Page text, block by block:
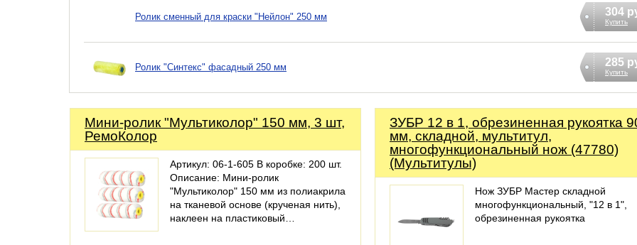
Ролик сменный для краски "Нейлон" 250 мм 304
Купить
Ролик "Синтекс" фасадный 250 мм 285
Купить
Мини-ролик "Мультиколор" 150 мм, 3 шт,
РемоКолор
Артикул: 06-1-605 В коробке: 200 шт.
Описание: Мини-ролик
"Мультиколор" 150 мм из полиакрила
на тканевой основе (крученая нить),
наклеен на пластиковый…
ЗУБР 12 в 1, обрезиненная рукоятка
мм, складной, мультитул,
многофункциональный нож (47780)
(Мультитулы)
Нож ЗУБР Мастер складной
многофункциональный, "12 в 1",
обрезиненная рукоятка